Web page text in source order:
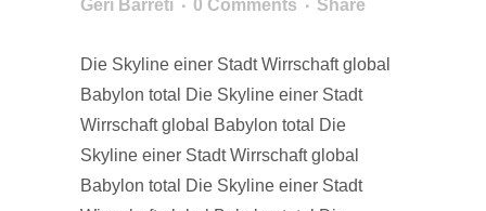
Geri Barreti
0 Comments Share
Die Skyline einer Stadt Wirrschaft global
Babylon total Die Skyline einer Stadt
Wirrschaft global Babylon total Die
Skyline einer Stadt Wirrschaft global
Babylon total Die Skyline einer Stadt